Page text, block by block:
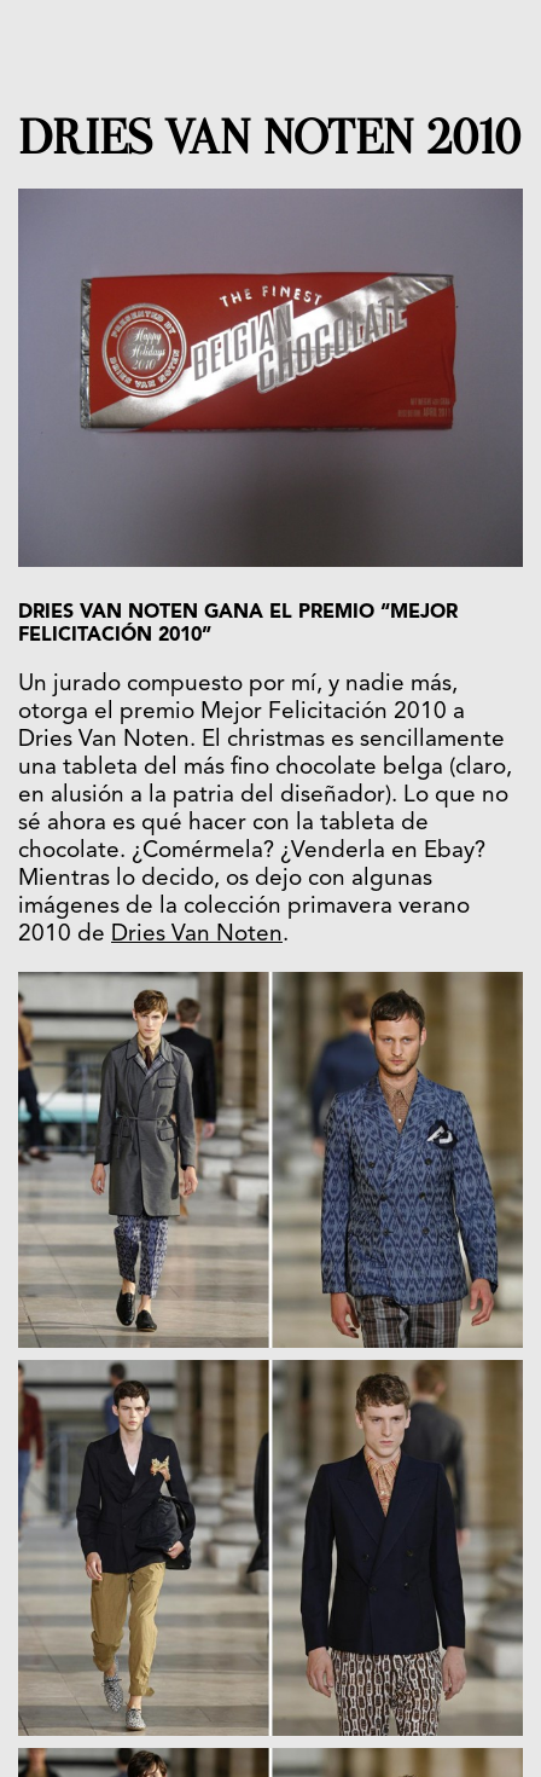
DRIES VAN NOTEN 2010
DRIES VAN NOTEN GANA EL PREMIO “MEJOR
FELICITACIÓN 2010”
Un jurado compuesto por mí, y nadie más,
otorga el premio Mejor Felicitación 2010 a
Dries Van Noten. El christmas es sencillamente
una tableta del más fino chocolate belga (claro,
en alusión a la patria del diseñador). Lo que no
sé ahora es qué hacer con la tableta de
chocolate. ¿Comérmela? ¿Venderla en Ebay?
Mientras lo decido, os dejo con algunas
imágenes de la colección primavera verano
2010 de Dries Van Noten.